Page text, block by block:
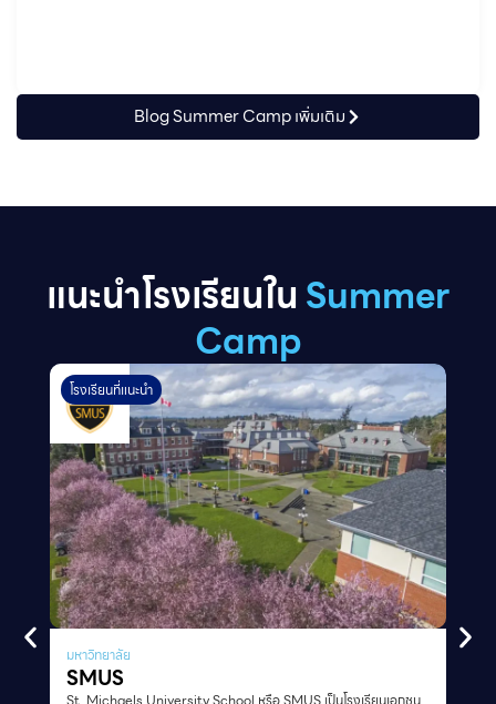
Blog Summer Camp เพิ่มเติม
แนะนำโรงเรียนในSummer
Camp
มหาวิทยาลัย
SMUS
โรงเรียนที่แนะนำ